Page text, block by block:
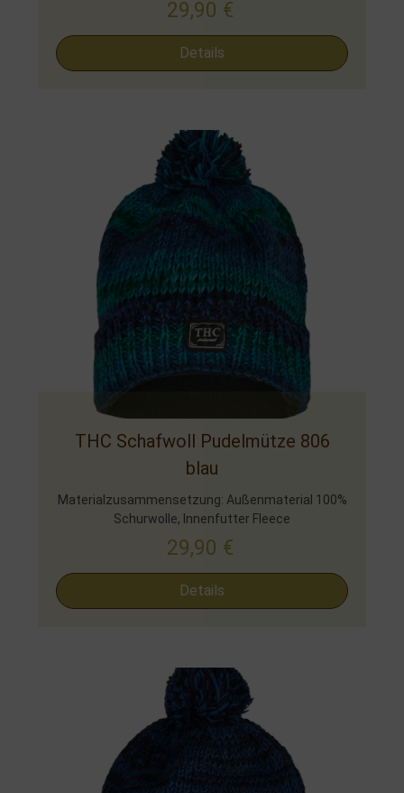
29,90 €
Details
THC Schafwoll Pudelmütze 806
blau
Materialzusammensetzung: Außenmaterial 100%
Schurwolle, Innenfutter Fleece
29,90 €
Details